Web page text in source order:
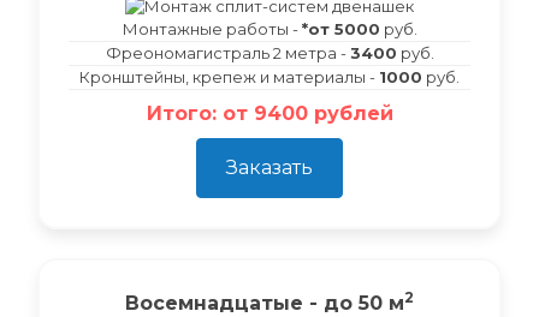
Монтажные работы -*от 5000 руб.
Фреономагистраль 2 метра -3400 руб.
Кронштейны, крепеж и материалы - 1000 руб.
Итого: от 9400 рублей
Заказать
Восемнадцатые - до 50 м2